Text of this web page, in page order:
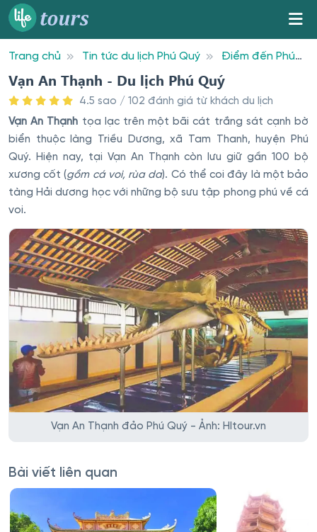
Trang chủ Tin tức du lịch Phú Quý
Điểm đến Phú
Quý
Vạn An Thạnh - Du lịch Phú Quý
Vạn An Thạnh - Du lịch Phú Quý
4.5 sao / 102 đánh giá từ khách du lịch
Vạn An Thạnh tọa lạc trên một bãi cát trắng sát cạnh bờ
biển thuộc làng Triều Dương, xã Tam Thanh, huyện Phú
Quý. Hiện nay, tại Vạn An Thạnh còn lưu giữ gần 100 bộ
xương cốt (gồm cá voi, rùa da). Có thể coi đây là một bảo
tàng Hải dương học với những bộ sưu tập phong phú về cá
voi.
Vạn An Thạnh đảo Phú Quý - Ảnh: HItour.vn
Bài viết liên quan